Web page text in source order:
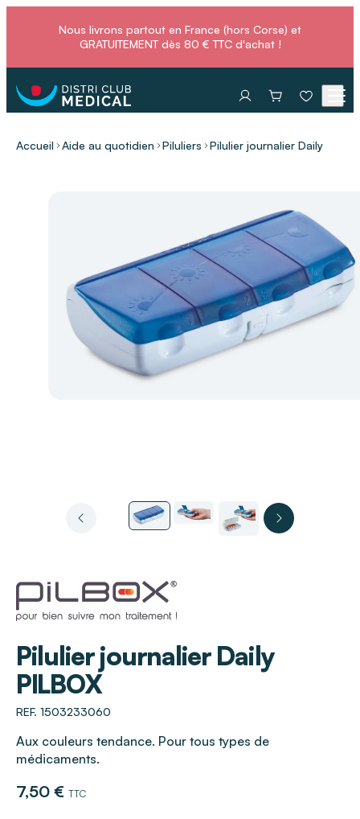
Nous livrons partout en France (hors Corse) et
GRATUITEMENT dès 80 € TTC d'achat !
Accueil Aide au quotidien Piluliers Pilulier journalier Daily
Pilulier journalier Daily
PILBOX
REF. 1503233060
Aux couleurs tendance. Pour tous types de
médicaments.
7,50 € TTC